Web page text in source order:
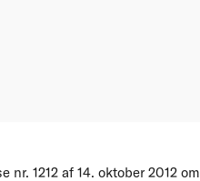
1212 af 14. oktober 2012 om